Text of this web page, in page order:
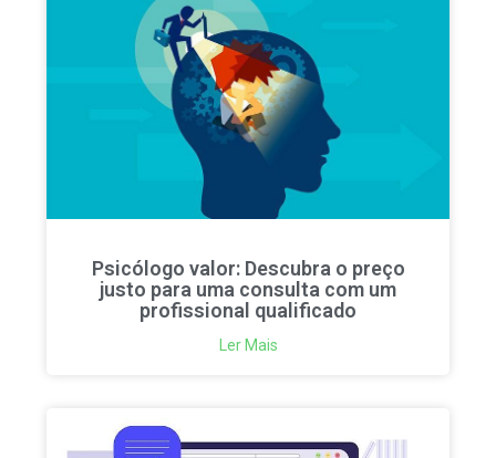
Psicólogo valor: Descubra o preço
justo para uma consulta com um
profissional qualificado
Ler Mais